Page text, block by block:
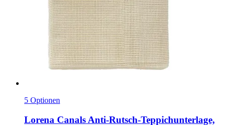
5 Optionen
Lorena Canals Anti-​Rutsch-​Teppichunterlage,